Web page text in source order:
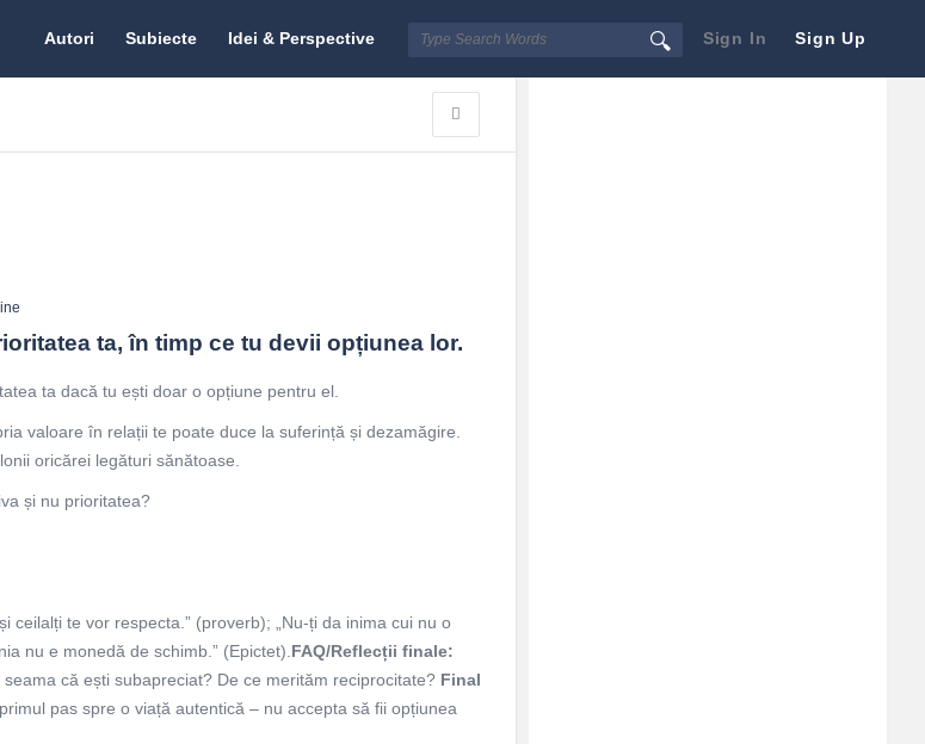
Sign In Sign Up
Citate.ro
Autori Subiecte Idei & Perspective
ta, în timp ce tu devii opțiunea lor.
ta dacă tu ești doar o opțiune pentru el.
valoare în relații te poate duce la suferință și dezamăgire.
oricărei legături sănătoase.
și nu prioritatea?
ceilalți te vor respecta.” (proverb); „Nu-ți da inima cui nu o
nu e monedă de schimb.” (Epictet).FAQ/Reflecții finale:
că ești subapreciat? De ce merităm reciprocitate? Final
pas spre o viață autentică – nu accepta să fii opțiunea